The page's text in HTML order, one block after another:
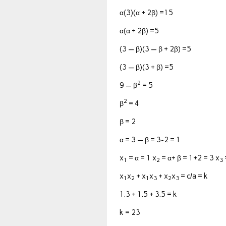
α(3)(α + 2β) =15
α(α + 2β) =5
(3 — β)(3 — β + 2β) =5
(3 — β)(3 + β) =5
9 — β2 = 5
β2 = 4
β = 2
α = 3 — β = 3-2 = 1
x1 = α = 1 x2 = α+ β = 1+2 = 3 x3
x1 x2 + x1 x3 + x2x3 = c/a = k
1.3 + 1.5 + 3.5 = k
k = 23